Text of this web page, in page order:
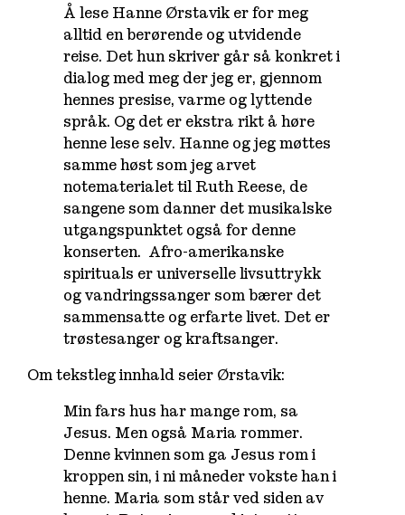
Å lese Hanne Ørstavik er for meg
alltid en berørende og utvidende
reise. Det hun skriver går så konkret i
dialog med meg der jeg er, gjennom
hennes presise, varme og lyttende
språk. Og det er ekstra rikt å høre
henne lese selv. Hanne og jeg møttes
samme høst som jeg arvet
notematerialet til Ruth Reese, de
sangene som danner det musikalske
utgangspunktet også for denne
konserten. Afro-amerikanske
spirituals er universelle livsuttrykk
og vandringssanger som bærer det
sammensatte og erfarte livet. Det er
trøstesanger og kraftsanger.
Om tekstleg innhald seier Ørstavik:
Min fars hus har mange rom, sa
Jesus. Men også Maria rommer.
Denne kvinnen som ga Jesus rom i
kroppen sin, i ni måneder vokste han i
henne. Maria som står ved siden av